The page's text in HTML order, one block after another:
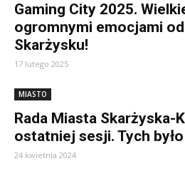
Gaming City 2025.
ogromnymi emocjami
Skarżysku!
17 lutego 2025
MIASTO
Rada Miasta Skarżyska-
ostatniej sesji. Tych
24 kwietnia 2024